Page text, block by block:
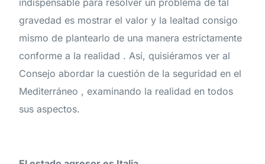
indispensable para resolver un problema de tal
gravedad es mostrar el valor y la lealtad consigo
mismo de plantearlo de una manera estrictamente
conforme a la realidad . Así, quisiéramos ver al
Consejo abordar la cuestión de la seguridad en el
Mediterráneo , examinando la realidad en todos
sus aspectos.